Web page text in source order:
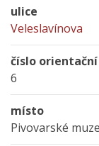
ulice
Veleslavínova
číslo orientační
6
místo
Pivovarské